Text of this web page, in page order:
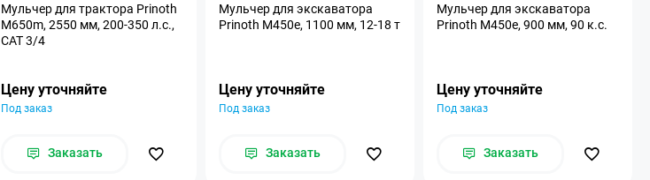
Мульчер для трактора Prinoth
M650m, 2550 мм, 200-350 л.с.,
CAT 3/4
Цену уточняйте
Под заказ
Заказать
Мульчер для экскаватора
Prinoth M450e, 1100 мм, 12-18 т
Цену уточняйте
Под заказ
Заказать
Мульчер для экскаватора
Prinoth M450e, 900 мм, 90 к.с.
Цену уточняйте
Под заказ
Заказать